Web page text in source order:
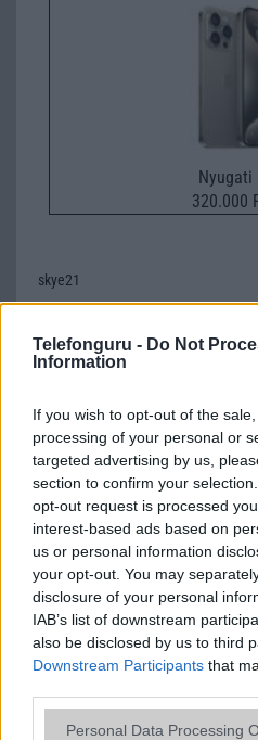
Telefonguru - Do Not
Information
If you wish to opt-out of the
processing of your personal or
targeted advertising by us,
section to confirm your
opt-out request is processed
interest-based ads based on
us or personal information
your opt-out. You may
disclosure of your personal
IAB’s list of downstream
also be disclosed by us to third
Downstream Participants that
Please note that this website/
Personal Data Processing
Nyugati
320.000
skye21
Nem rossz....mikor fog
paarzsofia
2010-5-17 15:27:17
annyira tetszik ez a teló,nagyon
köbö az ára?? éss it M.o-on lehet
tom87
2010-5-17 22:23:10
Az a 3 megapikszel azért egy kicsit